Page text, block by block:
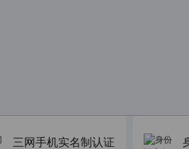
三网手机实名制认证